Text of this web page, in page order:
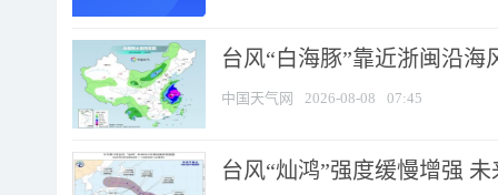
台风“白海豚”靠近浙闽沿
中国天气网 2026-08-08 07:45
台风“灿鸿”强度缓慢增强